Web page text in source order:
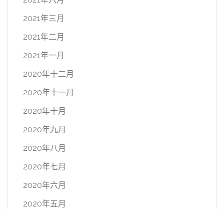
2021年三月
2021年二月
2021年一月
2020年十二月
2020年十一月
2020年十月
2020年九月
2020年八月
2020年七月
2020年六月
2020年五月